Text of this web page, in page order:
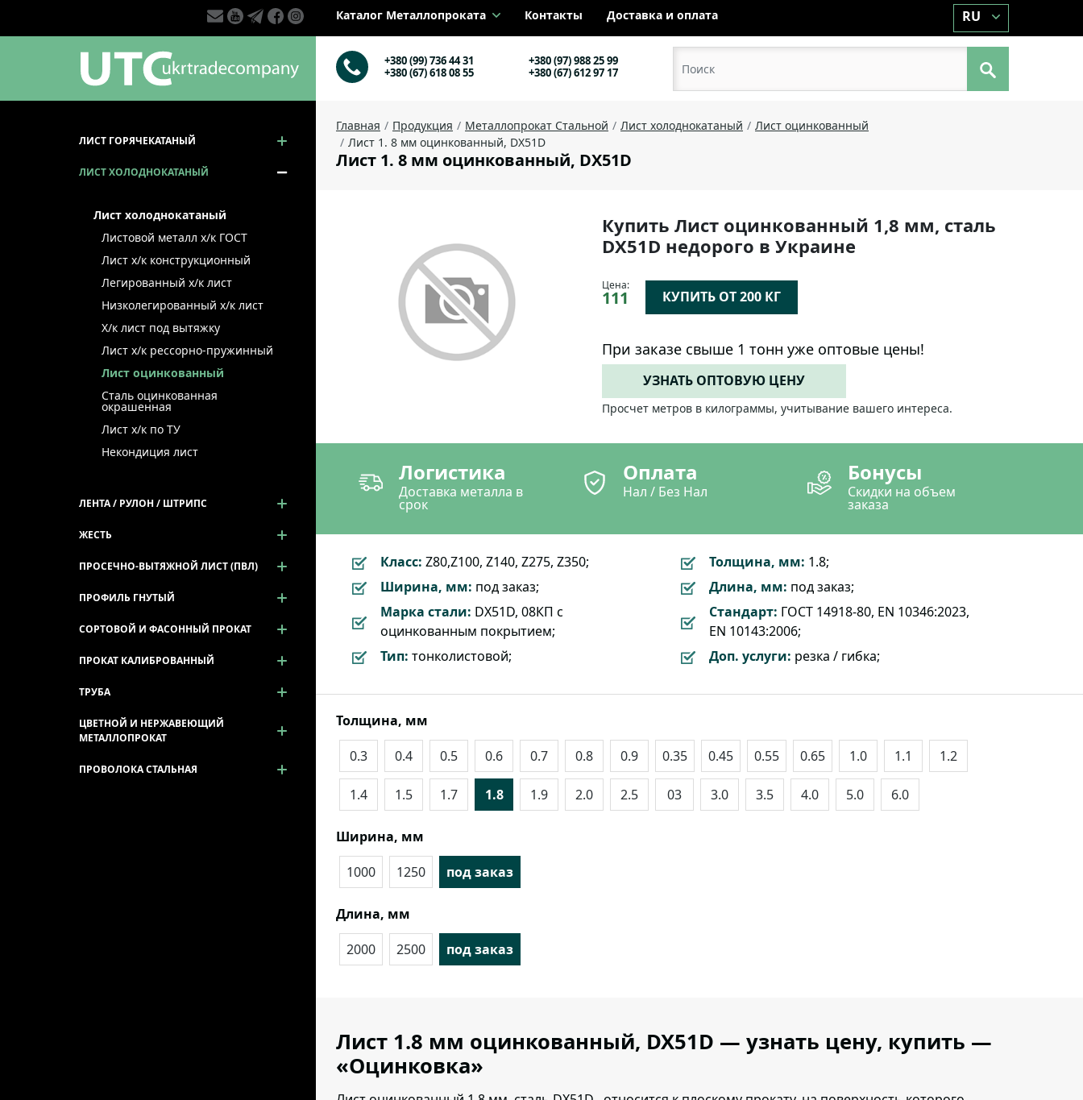
Каталог Металлопроката Контакты Доставка и оплата RU
+380 (99) 736 44 31
+380 (97) 988 25 99
+380 (67) 618 08 55
+380 (67) 612 97 17
Главная Продукция Металлопрокат Стальной Лист холоднокатаный
Лист оцинкованный
Лист 1. 8 мм оцинкованный, DX51D
Лист 1. 8 мм оцинкованный, DX51D
Купить Лист оцинкованный 1,8 мм, сталь
DX51D недорого в Украине
Цена:
111 КУПИТЬ ОТ 200 КГ
При заказе свыше 1 тонн уже оптовые цены!
УЗНАТЬ ОПТОВУЮ ЦЕНУ
Просчет метров в килограммы, учитывание вашего интереса.
Логистика
Доставка металла в
срок
Оплата
Нал / Без Нал
Бонусы
Скидки на объем
заказа
Класс: Z80,Z100, Z140, Z275, Z350; Толщина, мм: 1.8;
Ширина, мм: под заказ; Длина, мм: под заказ;
Марка стали: DX51D, 08КП с
оцинкованным покрытием;
Стандарт: ГОСТ 14918-80, EN 10346:2023,
EN 10143:2006;
Тип: тонколистовой; Доп. услуги: резка / гибка;
Толщина, мм
0.3
0.4 0.5 0.6 0.7 0.8 0.9 0.35 0.45 0.55 0.65 1.0 1.1 1.2
1.4 1.5 1.7 1.8 1.9 2.0 2.5 03 3.0 3.5 4.0 5.0 6.0
Ширина, мм
1000
1250 под заказ
Длина, мм
2000
2500 под заказ
Лист 1.8 мм оцинкованный, DX51D — узнать цену, купить —
«Оцинковка»
ЛИСТ ГОРЯЧЕКАТАНЫЙ
ЛИСТ ХОЛОДНОКАТАНЫЙ
Лист холоднокатаный
Листовой металл x/к ГОСТ
Лист х/к конструкционный
Легированный х/к лист
Низколегированный х/к лист
Х/к лист под вытяжку
Лист х/к рессорно-пружинный
Лист оцинкованный
Сталь оцинкованная
окрашенная
Лист х/к по ТУ
Некондиция лист
ЛЕНТА / РУЛОН / ШТРИПС
ЖЕСТЬ
ПРОСЕЧНО-ВЫТЯЖНОЙ ЛИСТ (ПВЛ)
ПРОФИЛЬ ГНУТЫЙ
СОРТОВОЙ И ФАСОННЫЙ ПРОКАТ
ПРОКАТ КАЛИБРОВАННЫЙ
ТРУБА
ЦВЕТНОЙ И НЕРЖАВЕЮЩИЙ
МЕТАЛЛОПРОКАТ
ПРОВОЛОКА СТАЛЬНАЯ